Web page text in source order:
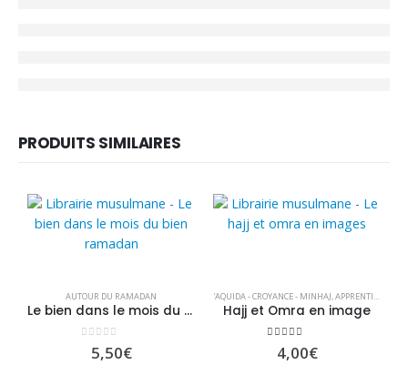
PRODUITS SIMILAIRES
AUTOUR DU RAMADAN
Le bien dans le mois du bien ramadan – Cheikh Sûlayman Ar-Rûhayli
sur 5
5,50€
'AQUIDA - CROYANCE - MINHAJ,APPRENTISSAGE
Hajj et Omra en image
5.00 sur 5
4,00€